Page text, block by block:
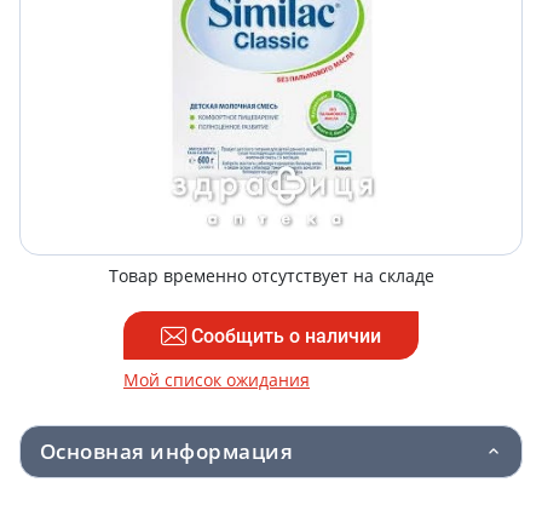
Товар временно отсутствует на складе
Сообщить о наличии
Мой список ожидания
Основная информация